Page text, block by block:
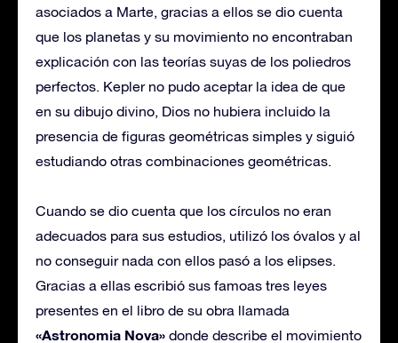
asociados a Marte, gracias a ellos se dio cuenta
que los planetas y su movimiento no encontraban
explicación con las teorías suyas de los poliedros
perfectos. Kepler no pudo aceptar la idea de que
en su dibujo divino, Dios no hubiera incluido la
presencia de figuras geométricas simples y siguió
estudiando otras combinaciones geométricas.
Cuando se dio cuenta que los círculos no eran
adecuados para sus estudios, utilizó los óvalos y al
no conseguir nada con ellos pasó a los elipses.
Gracias a ellas escribió sus famoas tres leyes
presentes en el libro de su obra llamada
«Astronomia Nova» donde describe el movimiento